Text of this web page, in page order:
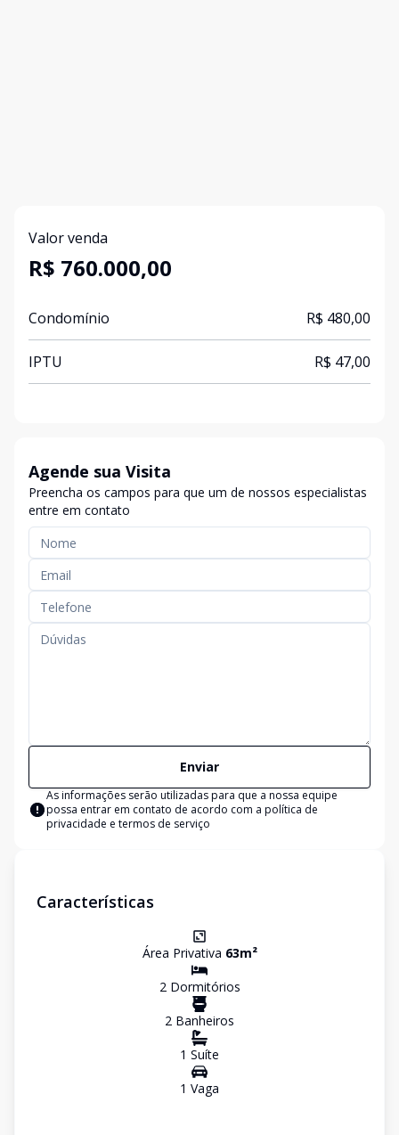
Valor venda
R$ 760.000,00
Condomínio R$ 480,00
IPTU R$ 47,00
Agende sua Visita
Preencha os campos para que um de nossos especialistas
entre em contato
Enviar
As informações serão utilizadas para que a nossa equipe
possa entrar em contato de acordo com a política de
privacidade e termos de serviço
Características
Área Privativa 63m²
2Dormitórios
2 Banheiros
1 Suíte
1 Vaga